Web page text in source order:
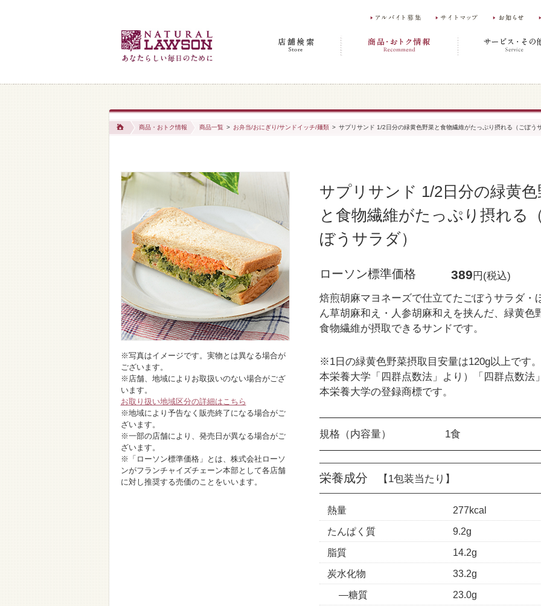
商品・おトク情報 商品一覧 > お弁当/おにぎり/サンドイッチ/麺類 > サプリサンド 1/2日分の緑黄色野菜と食物繊維がたっぷり摂れる（ごぼう
サプリサンド 1/2日分の緑黄色
と食物繊維がたっぷり摂れる
ぼうサラダ）
ローソン標準価格 389 円(税込)
焙煎胡麻マヨネーズで仕立てたごぼうサラダ・
ん草胡麻和え・人参胡麻和えを挟んだ、緑黄色
食物繊維が摂取できるサンドです。
※1日の緑黄色野菜摂取目安量は120g以上です
本栄養大学「四群点数法」より）「四群点数法
本栄養大学の登録商標です。
規格（内容量） 1食
栄養成分 【1包装当たり】
熱量
277kcal
たんぱく質
9.2g
脂質
14.2g
炭水化物
33.2g
糖質
23.0g
※写真はイメージです。実物とは異なる場合が
ございます。
※店舗、地域によりお取扱いのない場合がござ
います。
お取り扱い地域区分の詳細はこちら
※地域により予告なく販売終了になる場合がご
ざいます。
※一部の店舗により、発売日が異なる場合がご
ざいます。
※「ローソン標準価格」とは、株式会社ローソ
ンがフランチャイズチェーン本部として各店舗
に対し推奨する売価のことをいいます。